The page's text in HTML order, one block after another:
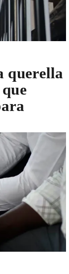
querella